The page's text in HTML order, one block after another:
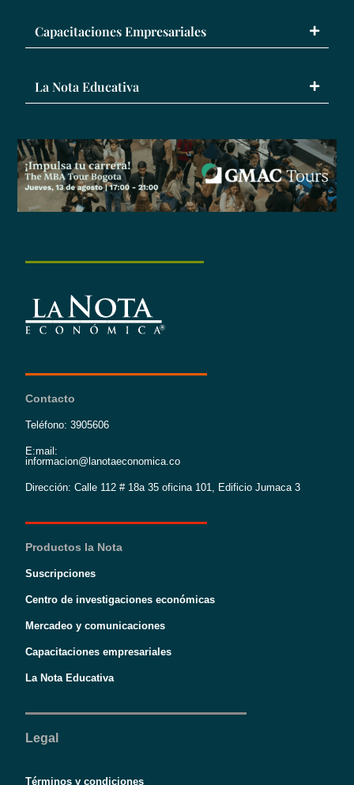
Capacitaciones Empresariales
La Nota Educativa
Contacto
Teléfono: 3905606
E:mail:
informacion@lanotaeconomica.co
Dirección: Calle 112 # 18a 35 oficina 101, Edificio Jumaca 3
Productos la Nota
Suscripciones
Centro de investigaciones económicas
Mercadeo y comunicaciones
Capacitaciones empresariales
La Nota Educativa
Legal
Términos y condiciones